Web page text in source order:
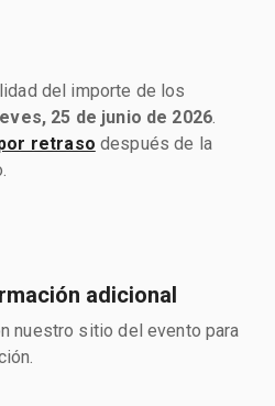
del importe de los
25 de junio de 2026
retraso después de la
adicional
nuestro sitio del evento para